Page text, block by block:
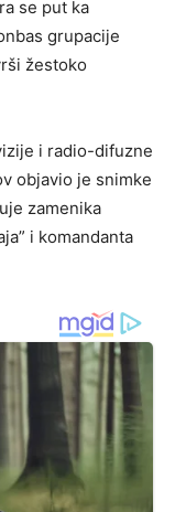
se put ka
grupacije
žestoko
i radio-difuzne
objavio je snimke
zamenika
i komandanta